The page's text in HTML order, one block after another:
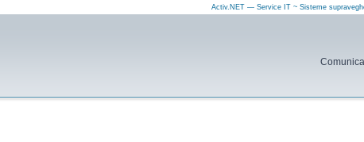
Activ.NET — Service IT ~ Sisteme